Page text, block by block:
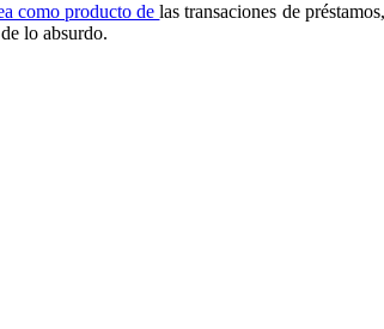
como producto delas transaciones de
lo absurdo.